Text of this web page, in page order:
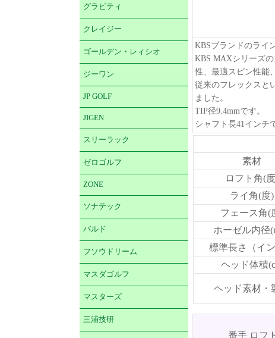
グラビティ
クレイジー
ゴールデン・レィシオ
ジーワン
JP GOLF
JIGEN
スリーラック
ゼロゴルフ
ZONE
ソナテック
バルド
フソウドリーム
マスダゴルフ
マスターズ
三浦技研
KBSブランドのライ
KBS MAXシリーズ
性、最適スピン性能
従来のフレックスと
ました。
TIP径9.4mmです。
シャフト長41インチ
素材
ロフト角(
ライ角(度)
フェース角(
ホーゼル内径
標準長さ（イン
ヘッド体積
ヘッド素材・
番手 ロフト